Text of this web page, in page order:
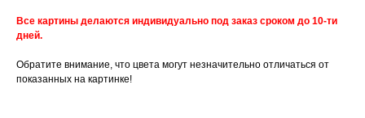
Все картины делаются индивидуально под заказ сроком до 10-ти
дней.
Обратите внимание, что цвета могут незначительно отличаться от
показанных на картинке!